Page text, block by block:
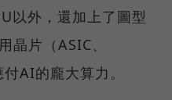
以外，還加上了圖型
晶片（ASIC、
AI的龐大算力。